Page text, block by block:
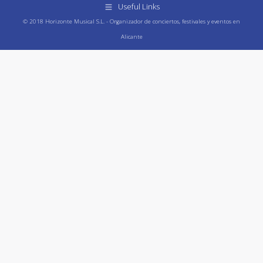
Useful Links
© 2018 Horizonte Musical S.L. - Organizador de conciertos, festivales y eventos en
Alicante